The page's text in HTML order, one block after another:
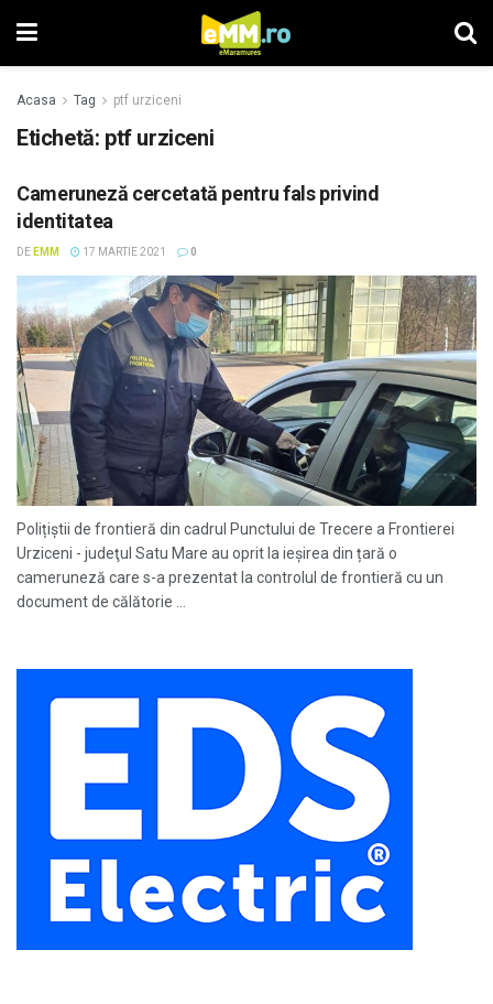
Acasa Tag ptf urziceni
Etichetă: ptf urziceni
Cameruneză cercetată pentru fals privind
identitatea
DE EMM 17 MARTIE 2021 0
Polițiștii de frontieră din cadrul Punctului de Trecere a Frontierei
Urziceni - judeţul Satu Mare au oprit la ieșirea din țară o
cameruneză care s-a prezentat la controlul de frontieră cu un
document de călătorie ...